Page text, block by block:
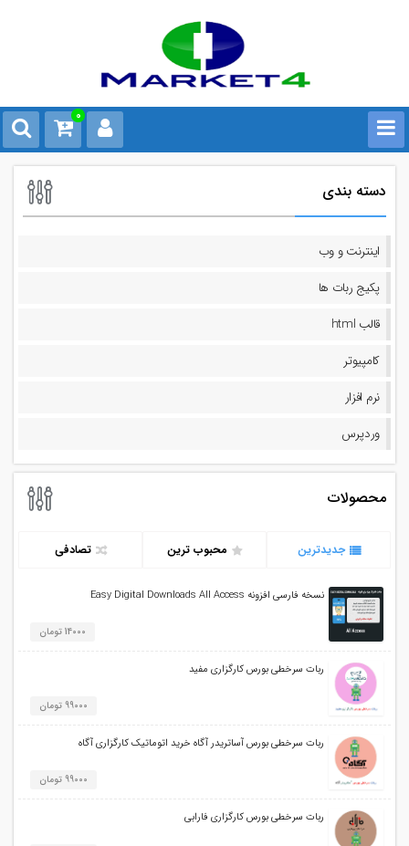
0
دسته بندی
اینترنت و وب
پکیج ربات ها
قالب html
کامپیوتر
نرم افزار
وردپرس
محصولات
جدیدترین محبوب ترین تصادفی
نسخه فارسی افزونه Easy Digital Downloads All Access
14000 تومان
ربات سرخطی بورس کارگزاری مفید
99000 تومان
ربات سرخطی بورس آساتریدر آگاه خرید اتوماتیک کارگزاری آگاه
99000 تومان
ربات سرخطی بورس کارگزاری فارابی